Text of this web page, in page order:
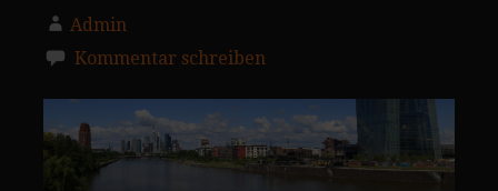
Admin
Kommentar schreiben